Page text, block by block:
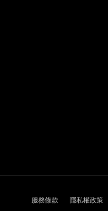
服務條款 隱私權政策